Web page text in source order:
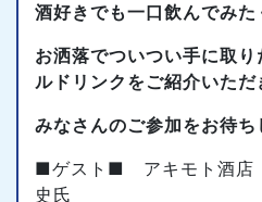
酒好きでも一口飲んでみ
お洒落でついつい手に取
ルドリンクをご紹介いただ
みなさんのご参加をお待ち
■ゲスト■ アキモト酒
史氏